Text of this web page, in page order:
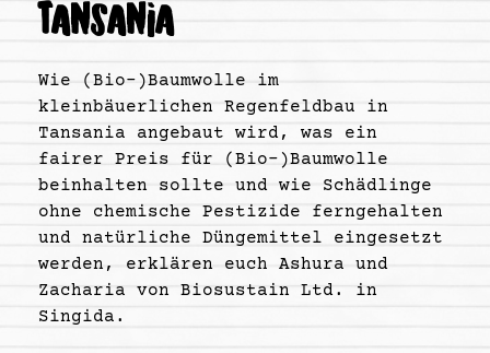
TANSANIA
Wie (Bio-)Baumwolle im
kleinbäuerlichen Regenfeldbau in
Tansania angebaut wird, was ein
fairer Preis für (Bio-)Baumwolle
beinhalten sollte und wie Schädlinge
ohne chemische Pestizide ferngehalten
und natürliche Düngemittel eingesetzt
werden, erklären euch Ashura und
Zacharia von Biosustain Ltd. in
Singida.